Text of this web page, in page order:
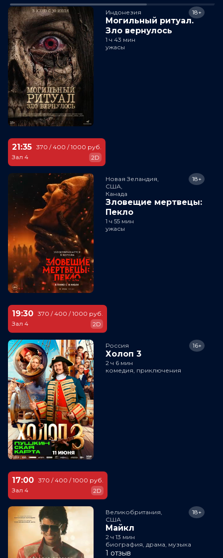
Индонезия
Могильный ритуал.
Зло вернулось
18+
1 ч 43 мин
ужасы
21:35
Зал 4
370 / 400 / 1000 руб.
2D
Новая Зеландия,
США,
Канада
Зловещие мертвецы:
Пекло
18+
1 ч 55 мин
ужасы
19:30
Зал 4
370 / 400 / 1000 руб.
2D
Россия
Холоп 3
16+
2 ч 6 мин
комедия, приключения
17:00
Зал 4
370 / 400 / 1000 руб.
2D
Великобритания,
США
Майкл
18+
2 ч 13 мин
биография, драма, музыка
1 отзыв